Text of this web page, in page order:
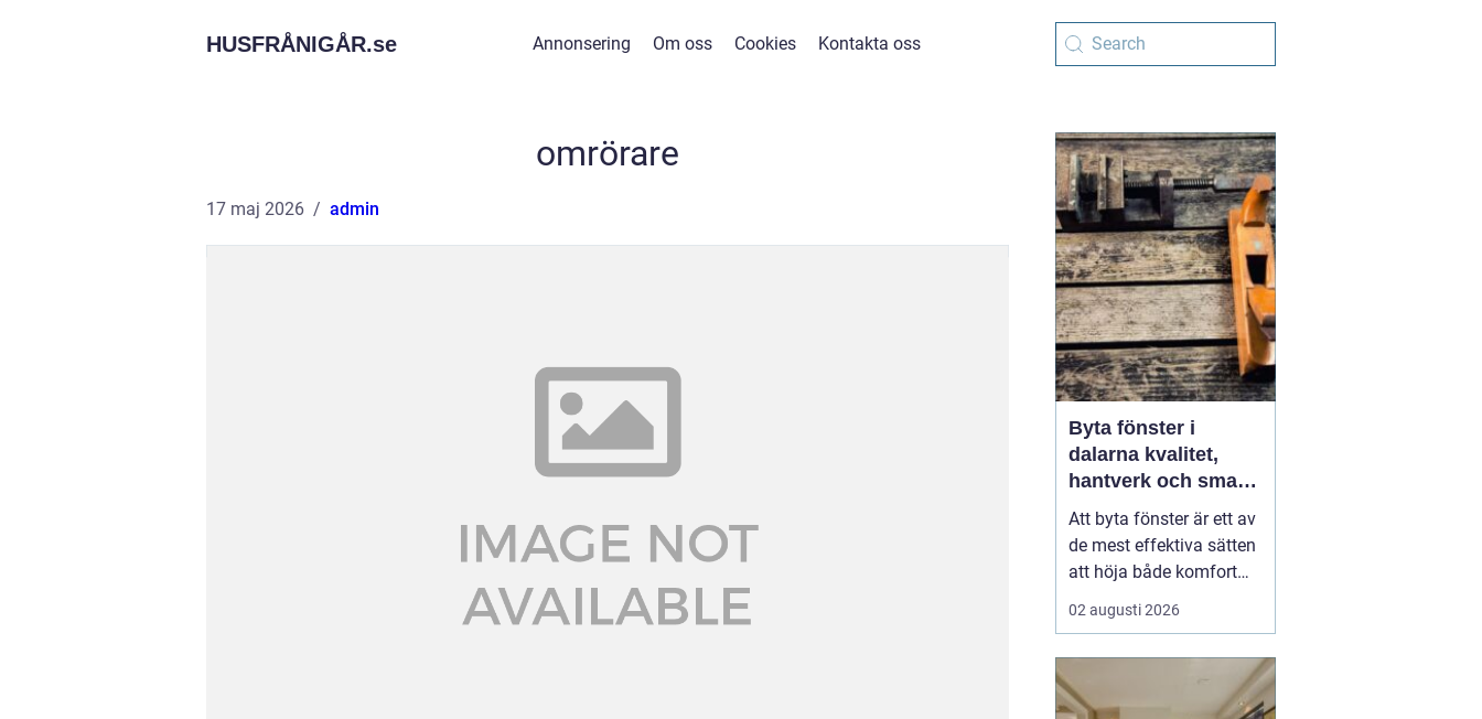
HUSFRÅNIGÅR.se Annonsering Om oss Cookies Kontakta oss
omrörare
17 maj 2026 admin
Byta fönster i
dalarna kvalitet,
hantverk och smarta
val
Att byta fönster är ett av
de mest effektiva sätten
att höja både komfort
och värde på ett hus. I
Dalarna spelar
utseende och tradition
stor roll. Många vill
02 augusti 2026